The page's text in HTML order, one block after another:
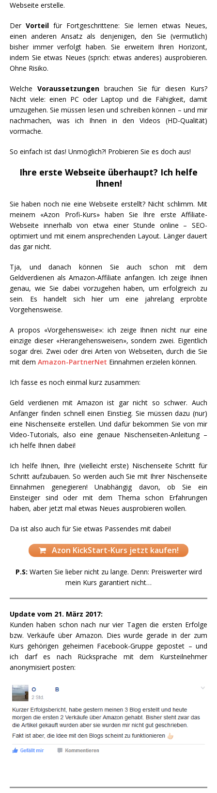
Webseite erstelle.
DerVorteil für Fortgeschrittene: Sie lernen etwas Neues,
einen anderen Ansatz als denjenigen, den Sie (vermutlich)
bisher immer verfolgt haben. Sie erweitern Ihren Horizont,
indem Sie etwas Neues (sprich: etwas anderes) ausprobieren.
Ohne Risiko.
Welche Voraussetzungenbrauchen Sie für diesen Kurs?
Nicht viele: einen PC oder Laptop und die Fähigkeit, damit
umzugehen. Sie müssen lesen und schreiben können – und mir
nachmachen, was ich Ihnen in den Videos (HD-Qualität)
vormache.
So einfach ist das! Unmöglich?! Probieren Sie es doch aus!
Ihre erste Webseite überhaupt? Ich helfe
Ihnen!
Sie haben noch nie eine Webseite erstellt? Nicht schlimm. Mit
meinem «Azon Profi-Kurs» haben Sie Ihre erste Affiliate-
Webseite innerhalb von etwa einer Stunde online – SEO-
optimiert und mit einem ansprechenden Layout. Länger dauert
das gar nicht.
Tja, und danach können Sie auch schon mit dem
Geldverdienen als Amazon-Affiliate anfangen. Ich zeige Ihnen
genau, wie Sie dabei vorzugehen haben, um erfolgreich zu
sein. Es handelt sich hier um eine jahrelang erprobte
Vorgehensweise.
A propos «Vorgehensweise»: ich zeige Ihnen nicht nur eine
einzige dieser «Herangehensweisen», sondern zwei. Eigentlich
sogar drei. Zwei oder drei Arten von Webseiten, durch die Sie
mit dem Amazon-PartnerNet Einnahmen erzielen können.
Ich fasse es noch einmal kurz zusammen:
Geld verdienen mit Amazon ist gar nicht so schwer. Auch
Anfänger finden schnell einen Einstieg. Sie müssen dazu (nur)
eine Nischenseite erstellen. Und dafür bekommen Sie von mir
Video-Tutorials, also eine genaue Nischenseiten-Anleitung –
ich helfe Ihnen dabei!
Ich helfe Ihnen, Ihre (vielleicht erste) Nischenseite Schritt für
Schritt aufzubauen. So werden auch Sie mit Ihrer Nischenseite
Einnahmen genegieren! Unabhängig davon, ob Sie ein
Einsteiger sind oder mit dem Thema schon Erfahrungen
haben, aber jetzt mal etwas Neues ausprobieren wollen.
Da ist also auch für Sie etwas Passendes mit dabei!
Azon KickStart-Kurs jetzt kaufen!
P.S: Warten Sie lieber nicht zu lange. Denn: Preiswerter wird
mein Kurs garantiert nicht…
Update vom 21. März 2017:
Kunden haben schon nach nur vier Tagen die ersten Erfolge
bzw. Verkäufe über Amazon. Dies wurde gerade in der zum
Kurs gehörigen geheimen Facebook-Gruppe gepostet – und
ich darf es nach Rücksprache mit dem Kursteilnehmer
anonymisiert posten: